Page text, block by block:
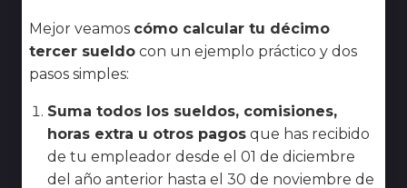
Mejor veamos cómo calcular tu décimo
tercer sueldo con un ejemplo práctico y dos
pasos simples:
Suma todos los sueldos, comisiones,
horas extra u otros pagos que has recibido
de tu empleador desde el 01 de diciembre
del año anterior hasta el 30 de noviembre de